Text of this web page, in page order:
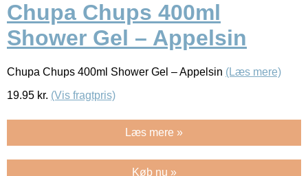
Chupa Chups 400ml
Shower Gel – Appelsin
Chupa Chups 400ml Shower Gel – Appelsin (Læs mere)
19.95 kr. (Vis fragtpris)
Læs mere »
Køb nu »